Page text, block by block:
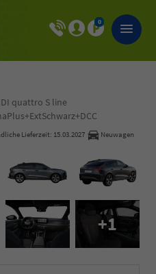
0
quattro S line
Lieferzeit: 15.03.2027 Neuwagen
+1